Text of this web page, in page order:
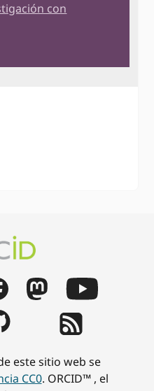
con
este sitio web se
CC0. ORCID™ , el